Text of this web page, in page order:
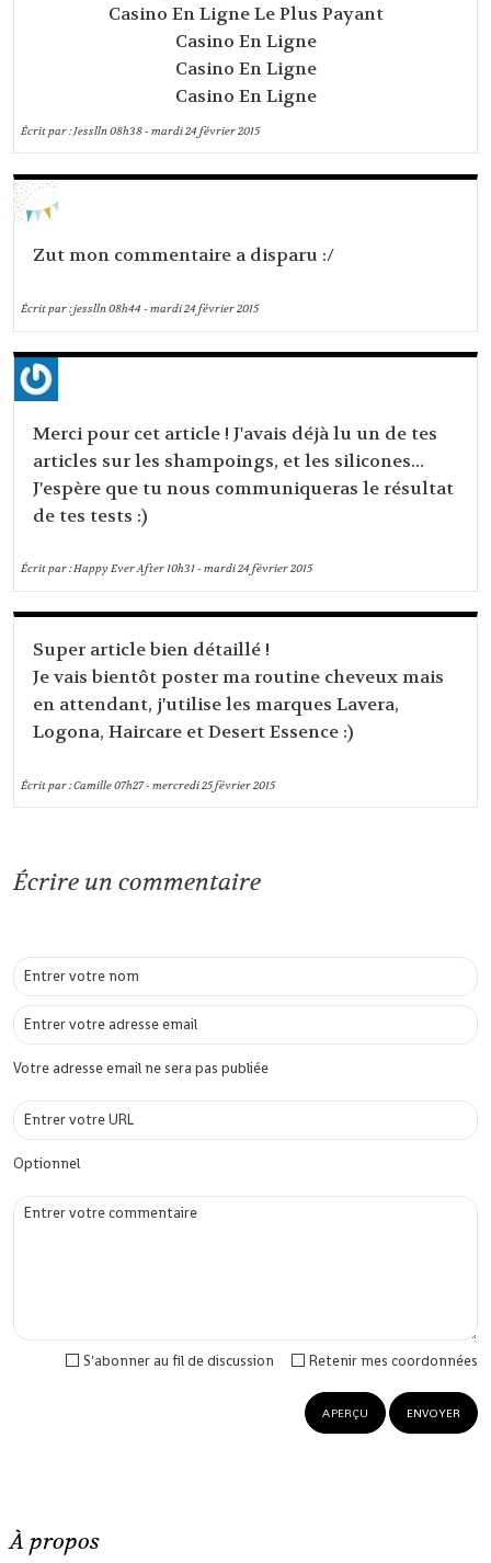
À propos
Casino En Ligne Le Plus Payant
Casino En Ligne
Casino En Ligne
Casino En Ligne
Écrit par :Jesslln08h38-mardi 24février 2015
Zut mon commentaire a disparu :/
Écrit par :jesslln08h44-mardi 24février 2015
Merci pour cet article ! J'avais déjà lu un de tes
articles sur les shampoings, et les silicones...
J'espère que tu nous communiqueras le résultat
de tes tests :)
Écrit par :Happy Ever After10h31-mardi 24février 2015
Super article bien détaillé !
Je vais bientôt poster ma routine cheveux mais
en attendant, j'utilise les marques Lavera,
Logona, Haircare et Desert Essence :)
Écrit par :Camille07h27-mercredi 25février 2015
Écrire un commentaire
Votre adresse email ne sera pas publiée
Optionnel
Retenir mes coordonnées
S'abonner au fil de discussion